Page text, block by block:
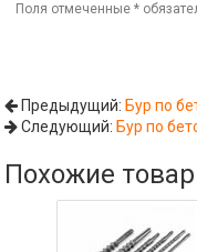
Поля отмеченные*
Предыдущий: Бур по
Следующий: Бур по
Похожие